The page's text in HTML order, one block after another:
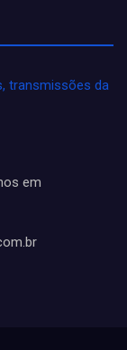
transmissões da
em